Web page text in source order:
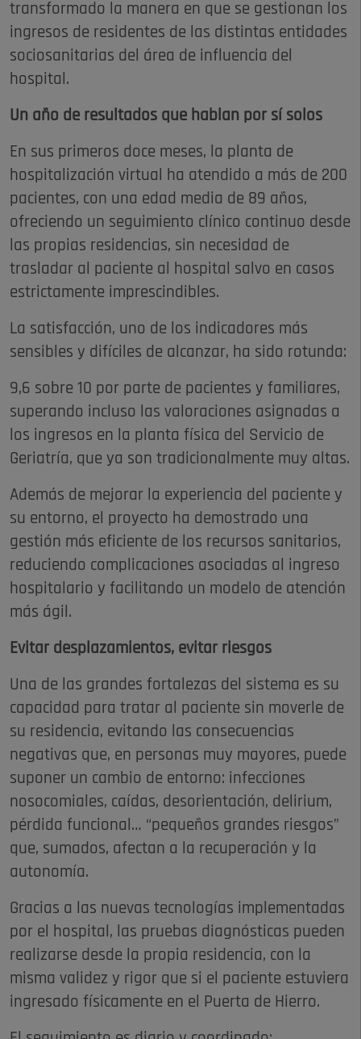
transformado la manera en que se gestionan los
ingresos de residentes de las distintas entidades
sociosanitarias del área de influencia del
hospital.
Un año de resultados que hablan por sí solos
En sus primeros doce meses, la planta de
hospitalización virtual ha atendido a más de 200
pacientes, con una edad media de 89 años,
ofreciendo un seguimiento clínico continuo desde
las propias residencias, sin necesidad de
trasladar al paciente al hospital salvo en casos
estrictamente imprescindibles.
La satisfacción, uno de los indicadores más
sensibles y difíciles de alcanzar, ha sido rotunda:
9,6 sobre 10 por parte de pacientes y familiares,
superando incluso las valoraciones asignadas a
los ingresos en la planta física del Servicio de
Geriatría, que ya son tradicionalmente muy altas.
Además de mejorar la experiencia del paciente y
su entorno, el proyecto ha demostrado una
gestión más eficiente de los recursos sanitarios,
reduciendo complicaciones asociadas al ingreso
hospitalario y facilitando un modelo de atención
más ágil.
Evitar desplazamientos, evitar riesgos
Una de las grandes fortalezas del sistema es su
capacidad para tratar al paciente sin moverle de
su residencia, evitando las consecuencias
negativas que, en personas muy mayores, puede
suponer un cambio de entorno: infecciones
nosocomiales, caídas, desorientación, delirium,
pérdida funcional… “pequeños grandes riesgos”
que, sumados, afectan a la recuperación y la
autonomía.
Gracias a las nuevas tecnologías implementadas
por el hospital, las pruebas diagnósticas pueden
realizarse desde la propia residencia, con la
misma validez y rigor que si el paciente estuviera
ingresado físicamente en el Puerta de Hierro.